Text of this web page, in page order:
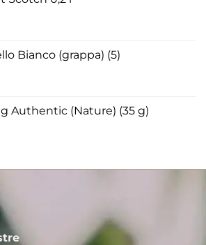
Bianco (grappa) (5)
Authentic (Nature) (35 g)